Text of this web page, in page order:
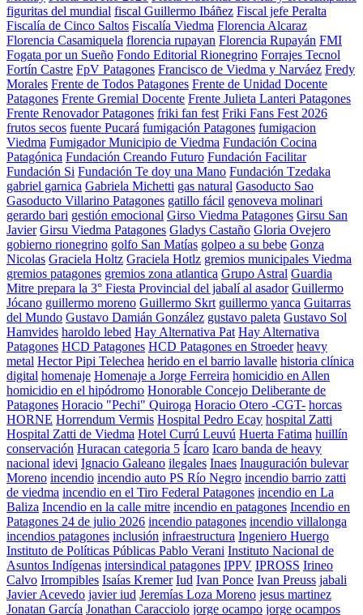
figuritas del mundial fiscal Guillermo Ibáñez Fiscal jefe Peralta
Fiscalía de Cinco Saltos Fiscalía Viedma Florencia Alcaraz
Florencia Casamiquela florencia rupayan Florencia Rupayán FMI
Fogata por un Sueño Fondo Editorial Rionegrino Forrajes Tecnol
Fortín Castre FpV Patagones Francisco de Viedma y Narváez Fredy
Morales Frente de Todos Patagones Frente de Unidad Docente
Patagones Frente Gremial Docente Frente Julieta Lanteri Patagones
Frente Renovador Patagones friki fan fest Friki Fans Fest 2026
frutos secos fuente Pucará fumigación Patagones fumigacion
Viedma Fumigador Municipio de Viedma Fundación Cocina
Patagónica Fundación Creando Futuro Fundación Facilitar
Fundación Si Fundación Te doy una Mano Fundación Tzedaka
gabriel garnica Gabriela Michetti gas natural Gasoducto Sao
Gasoducto Villarino Patagones gatillo fácil genoveva molinari
gerardo bari gestión emocional Girso Viedma Patagones Girsu San
Javier Girsu Viedma Patagones Gladys Castaño Gloria Ovejero
gobierno rionegrino golfo San Matías golpeo a su bebe Gonza
Nicolas Graciela Holtz Graciela Hotlz gremios municipales Viedma
gremios patagones gremios zona atlantica Grupo Astral Guardia
Mitre prepara la 3° Fiesta Provincial del jabalí al asador Guillermo
Jócano guillermo moreno Guillermo Skrt guillermo yanca Guitarras
del Mundo Gustavo Damián González gustavo paleta Gustavo Sol
Hamvides haroldo lebed Hay Alternativa Pat Hay Alternativa
Patagones HCD Patagones HCD Patagones en Stroeder heavy
metal Hector Pipi Telechea herido en el barrio lavalle historia clínica
digital homenaje Homenaje a Jorge Ferreira homicidio en Allen
homicidio en el hipódromo Honorable Concejo Deliberante de
Patagones Horacio "Pechi" Quiroga Horacio Otero -CGT- horcas
HORNE Horrendum Vermis Hospital Pedro Ecay hospital Zatti
Hospital Zatti de Viedma Hotel Currú Leuvú Huerta Fatima huillín
conservación Huracan categoria 5 Ícaro Icaro banda de heavy
nacional idevi Ignacio Galeano ilegales Inaes Inauguración bulevar
Moreno incendio incendio auto PS Río Negro incendio barrio zatti
de viedma incendio en el Tiro Federal Patagones incendio en La
Baliza Incendio en la calle mitre incendio en patagones Incendio en
Patagones 24 de julio 2026 incendio patagones incendio villalonga
incendios patagones inclusión infraestructura Ingeniero Huergo
Instituto de Políticas Públicas Pablo Verani Instituto Nacional de
Asuntos Indígenas intersindical patagones IPPV IPROSS Irineo
Calvo Irrompibles Isaías Kremer Iud Ivan Ponce Ivan Preuss jabali
Javier Acevedo javier iud Jeremías Loza Moreno jesus martinez
Jonatan García Jonathan Caracciolo jorge ocampo jorge ocampos